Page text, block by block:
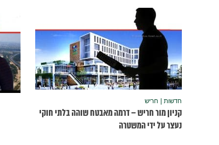
חדשות | חריש
קניון מור חריש – דרמה מאבטח שוהה בלתי חוקי
נעצר על ידי המשטרה